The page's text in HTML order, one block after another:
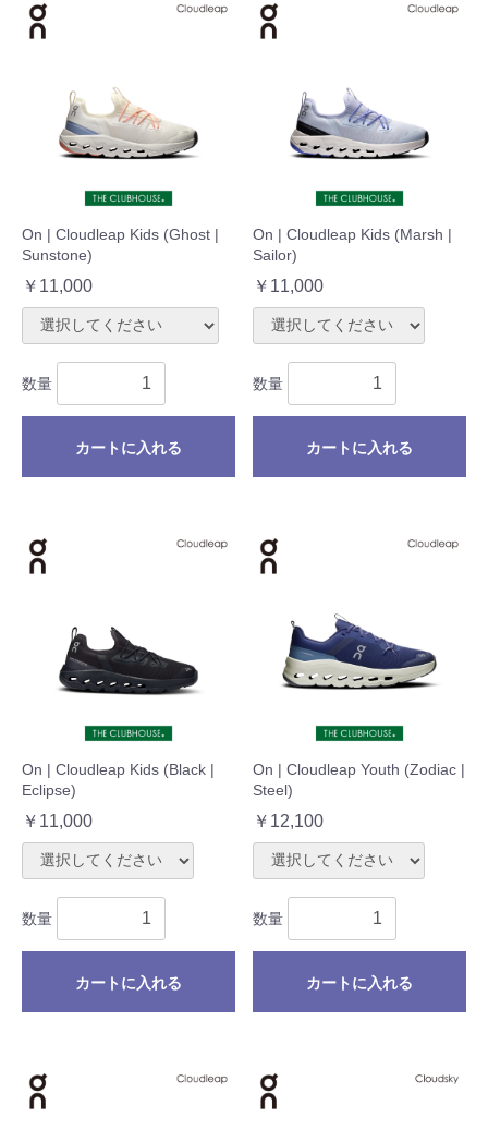
On | Cloudleap Kids (Ghost |
Sunstone)
￥11,000
数量
カートに入れる
On | Cloudleap Kids (Marsh |
Sailor)
￥11,000
数量
カートに入れる
On | Cloudleap Kids (Black |
Eclipse)
￥11,000
数量
カートに入れる
On | Cloudleap Youth (Zodiac |
Steel)
￥12,100
数量
カートに入れる